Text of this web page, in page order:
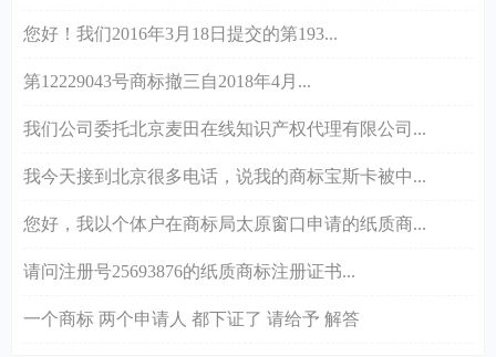
您好！我们2016年3月18日提交的第193...
第12229043号商标撤三自2018年4月...
我们公司委托北京麦田在线知识产权代理有限公司...
我今天接到北京很多电话，说我的商标宝斯卡被中...
您好，我以个体户在商标局太原窗口申请的纸质商...
请问注册号25693876的纸质商标注册证书...
一个商标 两个申请人 都下证了 请给予 解答